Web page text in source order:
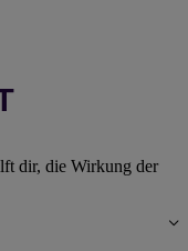
dir, die Wirkung der